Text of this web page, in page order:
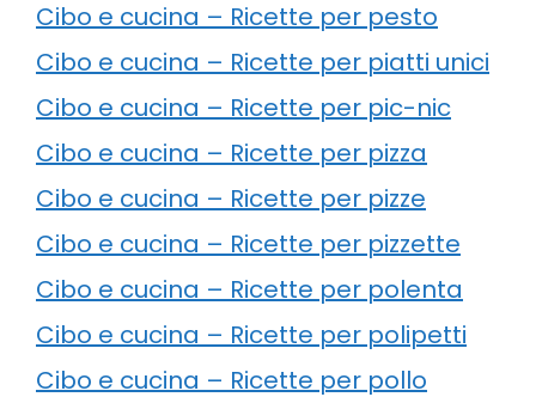
Cibo e cucina – Ricette per pesto
Cibo e cucina – Ricette per piatti unici
Cibo e cucina – Ricette per pic-nic
Cibo e cucina – Ricette per pizza
Cibo e cucina – Ricette per pizze
Cibo e cucina – Ricette per pizzette
Cibo e cucina – Ricette per polenta
Cibo e cucina – Ricette per polipetti
Cibo e cucina – Ricette per pollo